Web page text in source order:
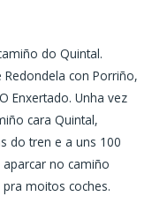
do Quintal.
con Porriño,
Enxertado. Unha vez
cara Quintal,
do tren e a uns 100
no camiño
moitos coches.